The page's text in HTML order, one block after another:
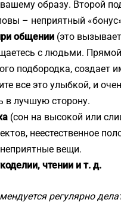
образу. Второй
– неприятный
общении (это
с людьми.
подбородка, создает
все это улыбкой, и
в лучшую сторону.
(сон на высокой или
неестественное
вещи.
чтении и т. д.
регулярно